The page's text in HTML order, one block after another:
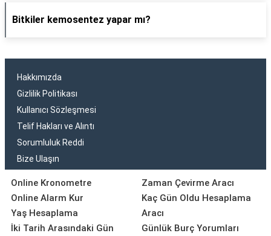
Bitkiler kemosentez yapar mı?
Hakkımızda
Gizlilik Politikası
Kullanıcı Sözleşmesi
Telif Hakları ve Alıntı
Sorumluluk Reddi
Bize Ulaşın
Online Kronometre
Online Alarm Kur
Yaş Hesaplama
İki Tarih Arasındaki Gün
Zaman Çevirme Aracı
Kaç Gün Oldu Hesaplama
Aracı
Günlük Burç Yorumları